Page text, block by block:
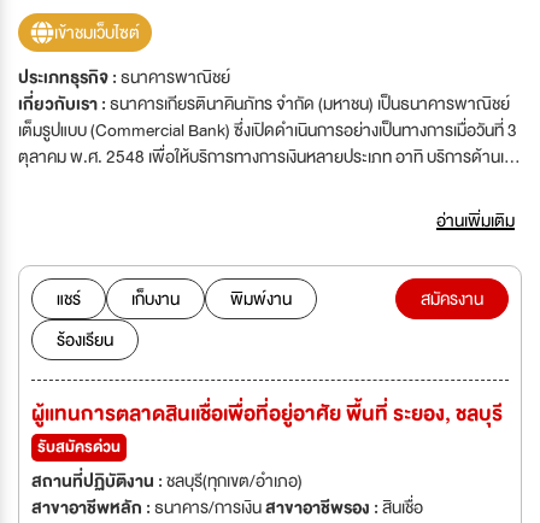
เข้าชมเว็บไซต์
ประเภทธุรกิจ :ธนาคารพาณิชย์
เกี่ยวกับเรา :ธนาคารเกียรตินาคินภัทร จำกัด (มหาชน) เป็นธนาคารพาณิชย์
เต็มรูปแบบ (Commercial Bank) ซึ่งเปิดดำเนินการอย่างเป็นทางการเมื่อวันที่ 3
ตุลาคม พ.ศ. 2548 เพื่อให้บริการทางการเงินหลายประเภท อาทิ บริการด้านเงิน
โครงการ สินเชื่อธุรกิจอพาร์ทเม้นท์ สินเชื่อธุรกิจฟลอร์แพลน สินเชื่อเพื่อธุรกิจ
อันดับความน่าเชื่อถือ ระดับ A จากบริษัท ทริส เรทติ้ง จำกัด แนวโน้มอันดับ
เครดิต Stable หรือคงที่ (ณ วันที่ 23 กันยายน พ.ศ. 2563)
อ่านเพิ่มเติม
แชร์ เก็บงาน
พิมพ์งาน
ร้องเรียน
สมัครงาน
ผู้แทนการตลาดสินเเชื่อเพื่อที่อยู่อาศัย พื้นที่ ระยอง, ชลบุรี
รับสมัครด่วน
สถานที่ปฏิบัติงาน :ชลบุรี(ทุกเขต/อำเภอ)
สาขาอาชีพหลัก :ธนาคาร/การเงินสาขาอาชีพรอง :สินเชื่อ